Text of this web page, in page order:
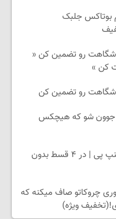
بوتاکس جلبک
رو تضمین کن «
کن »
رو تضمین کن
جوون شو که هیچکس
خرید موبایل با اسنپ پی | در ۴ قسط بدون
چروکاتو صاف میکنه که
ویژه)